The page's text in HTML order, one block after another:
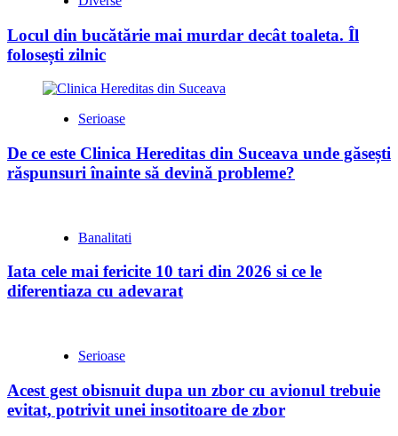
Locul din bucătărie mai murdar decât toaleta. Îl
folosești zilnic
Serioase
De ce este Clinica Hereditas din Suceava unde găsești
răspunsuri înainte să devină probleme?
Banalitati
Iata cele mai fericite 10 tari din 2026 si ce le
diferentiaza cu adevarat
Serioase
Acest gest obisnuit dupa un zbor cu avionul trebuie
evitat, potrivit unei insotitoare de zbor